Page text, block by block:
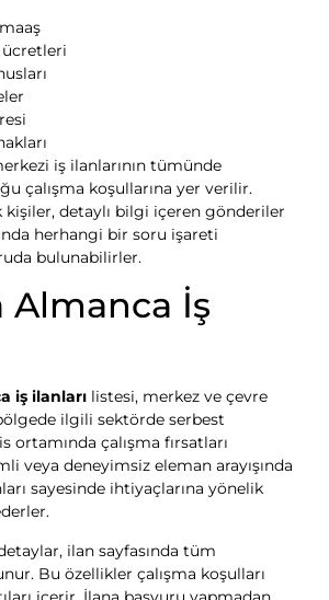
ücretleri
iş ilanlarının tümünde
çalışma koşullarına yer verilir.
kişiler, detaylı bilgi içeren gönderiler
herhangi bir soru işareti
bulunabilirler.
Almanca İş
iş ilanları listesi, merkez ve çevre
ilgili sektörde serbest
ortamında çalışma fırsatları
veya deneyimsiz eleman arayışında
sayesinde ihtiyaçlarına yönelik
ilan sayfasında tüm
Bu özellikler çalışma koşulları